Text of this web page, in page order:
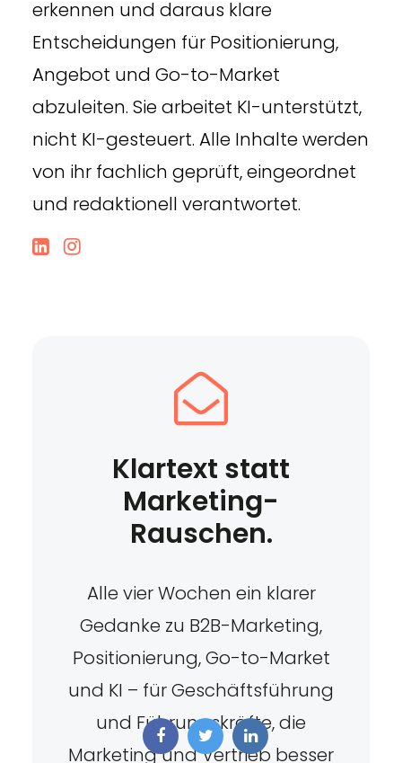
erkennen und daraus klare
Entscheidungen für Positionierung,
Angebot und Go-to-Market
abzuleiten. Sie arbeitet KI-unterstützt,
nicht KI-gesteuert. Alle Inhalte werden
von ihr fachlich geprüft, eingeordnet
und redaktionell verantwortet.
Klartext statt
Marketing-
Rauschen.
Alle vier Wochen ein klarer
Gedanke zu B2B-Marketing,
Positionierung, Go-to-Market
und KI – für Geschäftsführung
und Führungskräfte, die
Marketing und Vertrieb besser